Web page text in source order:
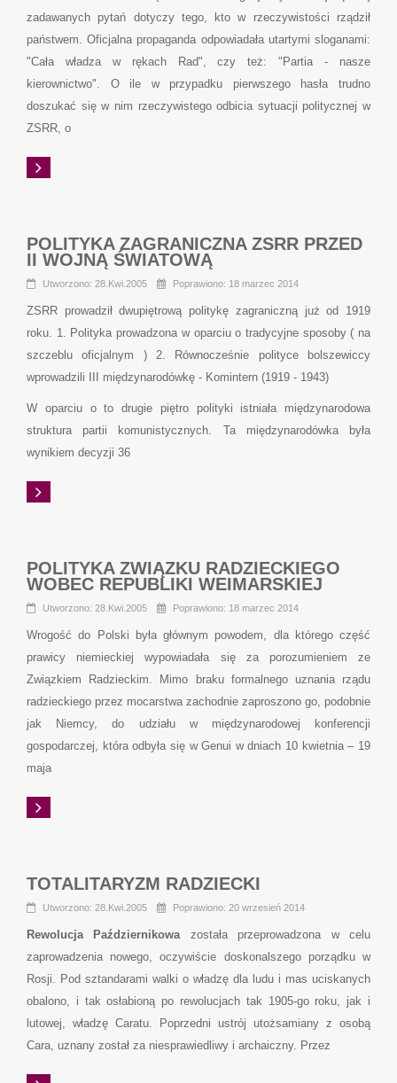
zadawanych pytań dotyczy tego, kto w rzeczywistości rządził
państwem. Oficjalna propaganda odpowiadała utartymi sloganami:
"Cała władza w rękach Rad", czy też: "Partia - nasze
kierownictwo". O ile w przypadku pierwszego hasła trudno
doszukać się w nim rzeczywistego odbicia sytuacji politycznej w
ZSRR, o
POLITYKA ZAGRANICZNA ZSRR PRZED
II WOJNĄ ŚWIATOWĄ
Utworzono: 28.Kwi.2005 Poprawiono: 18 marzec 2014
ZSRR prowadził dwupiętrową politykę zagraniczną już od 1919
roku. 1. Polityka prowadzona w oparciu o tradycyjne sposoby ( na
szczeblu oficjalnym ) 2. Równocześnie polityce bolszewiccy
wprowadzili III międzynarodówkę - Komintern (1919 - 1943)
W oparciu o to drugie piętro polityki istniała międzynarodowa
struktura partii komunistycznych. Ta międzynarodówka była
wynikiem decyzji 36
POLITYKA ZWIĄZKU RADZIECKIEGO
WOBEC REPUBLIKI WEIMARSKIEJ
Utworzono: 28.Kwi.2005 Poprawiono: 18 marzec 2014
Wrogość do Polski była głównym powodem, dla którego część
prawicy niemieckiej wypowiadała się za porozumieniem ze
Związkiem Radzieckim. Mimo braku formalnego uznania rządu
radzieckiego przez mocarstwa zachodnie zaproszono go, podobnie
jak Niemcy, do udziału w międzynarodowej konferencji
gospodarczej, która odbyła się w Genui w dniach 10 kwietnia – 19
maja
TOTALITARYZM RADZIECKI
Utworzono: 28.Kwi.2005 Poprawiono: 20 wrzesień 2014
Rewolucja Październikowazostała przeprowadzona w celu
zaprowadzenia nowego, oczywiście doskonalszego porządku w
Rosji. Pod sztandarami walki o władzę dla ludu i mas uciskanych
obalono, i tak osłabioną po rewolucjach tak 1905-go roku, jak i
lutowej, władzę Caratu. Poprzedni ustrój utożsamiany z osobą
Cara, uznany został za niesprawiedliwy i archaiczny. Przez